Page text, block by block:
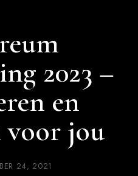
2023 –
en
voor jou
24, 2021